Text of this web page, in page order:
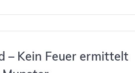
– Kein Feuer ermittelt